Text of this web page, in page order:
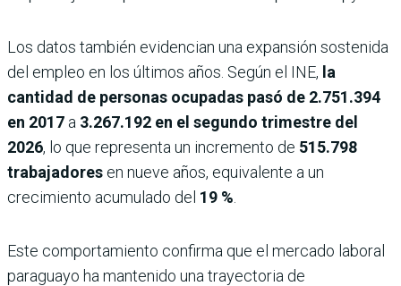
Los datos también evidencian una expansión sostenida
del empleo en los últimos años. Según el INE, la
cantidad de personas ocupadas pasó de 2.751.394
en 2017 a 3.267.192 en el segundo trimestre del
2026, lo que representa un incremento de 515.798
trabajadores en nueve años, equivalente a un
crecimiento acumulado del 19 %
Este comportamiento confirma que el mercado laboral
paraguayo ha mantenido una trayectoria de